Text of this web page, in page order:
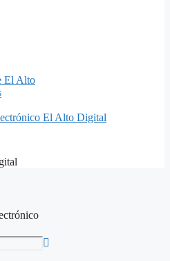
El Alto
El Alto Digital